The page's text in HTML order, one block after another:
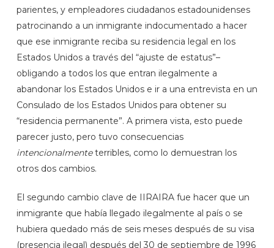
parientes, y empleadores ciudadanos estadounidenses
patrocinando a un inmigrante indocumentado a hacer
que ese inmigrante reciba su residencia legal en los
Estados Unidos a través del “ajuste de estatus”–
obligando a todos los que entran ilegalmente a
abandonar los Estados Unidos e ir a una entrevista en un
Consulado de los Estados Unidos para obtener su
“residencia permanente”. A primera vista, esto puede
parecer justo, pero tuvo consecuencias
intencionalmenteterribles, como lo demuestran los
otros dos cambios.
El segundo cambio clave de IIRAIRA fue hacer que un
inmigrante que había llegado ilegalmente al país o se
hubiera quedado más de seis meses después de su visa
(presencia ilegal) después del 30 de septiembre de 1996